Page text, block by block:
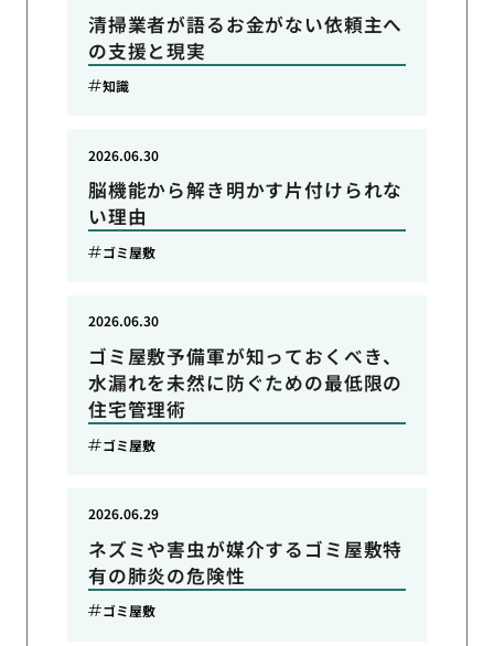
清掃業者が語るお金がない依頼主へ
の支援と現実
知識
脳機能から解き明かす片付けられな
い理由
2026.06.30
ゴミ屋敷
ゴミ屋敷予備軍が知っておくべき、
水漏れを未然に防ぐための最低限の
住宅管理術
2026.06.30
ゴミ屋敷
ネズミや害虫が媒介するゴミ屋敷特
有の肺炎の危険性
2026.06.29
ゴミ屋敷